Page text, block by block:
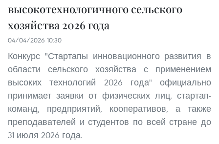
высокотехнологичного сельского
хозяйства 2026 года
04/04/2026 10:30
Конкурс "Стартапы инновационного развития в
области сельского хозяйства с применением
высоких технологий 2026 года" официально
принимает заявки от физических лиц, стартап-
команд, предприятий, кооперативов, а также
преподавателей и студентов по всей стране до
31 июля 2026 года.